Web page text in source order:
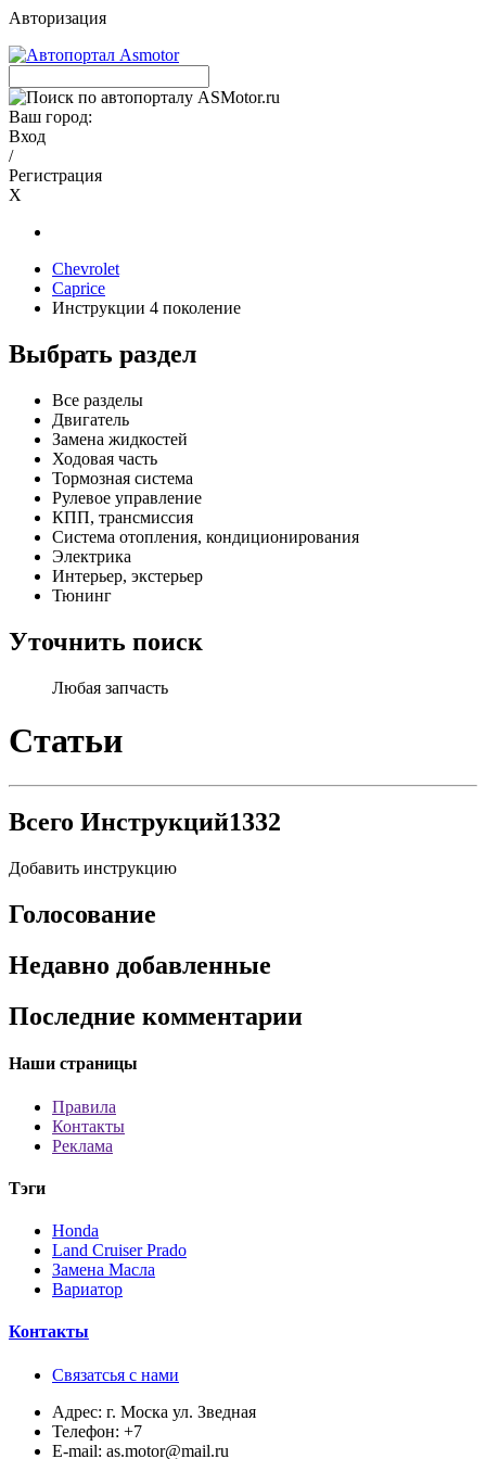
Авторизация
Ваш город:
Вход
/
Регистрация
X
Chevrolet
Caprice
Инструкции 4 поколение
Выбрать раздел
Все разделы
Двигатель
Замена жидкостей
Ходовая часть
Тормозная система
Рулевое управление
КПП, трансмиссия
Система отопления, кондиционирования
Электрика
Интерьер, экстерьер
Тюнинг
Уточнить поиск
Любая запчасть
Статьи
Всего Инструкций1332
Добавить инструкцию
Голосование
Недавно добавленные
Последние комментарии
Наши страницы
Правила
Контакты
Реклама
Тэги
Honda
Land Cruiser Prado
Замена Масла
Вариатор
Контакты
Связатсья с нами
Адрес: г. Моска ул. Зведная
Телефон: +7
E-mail: as.motor@mail.ru